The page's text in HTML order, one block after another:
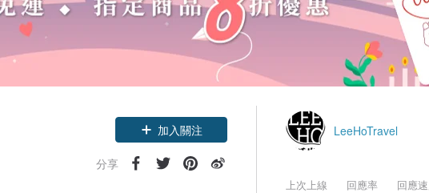
領優惠券
加入關注
分享
LeeHoTravel
上次上線 回應率 回應